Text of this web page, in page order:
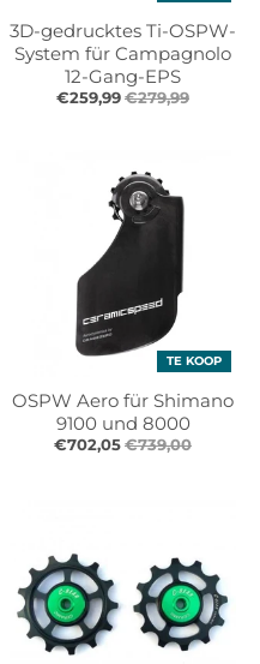
3D-gedrucktes Ti-OSPW-
System für Campagnolo
12-Gang-EPS
€259,99€279,99
TE KOOP
OSPW Aero für Shimano
9100 und 8000
€702,05€739,00